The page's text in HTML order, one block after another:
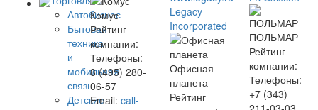
Автобизнес
Бытовая
техника
и
мобильная
связь
Детские
Комус
Рейтинг
компании:
Телефоны:
8 (495) 280-
06-57
Email: call-
Legacy
Incorporated
Офисная
планета
Рейтинг
ПОЛЬМАР
Рейтинг
компании:
Телефоны:
+7 (343)